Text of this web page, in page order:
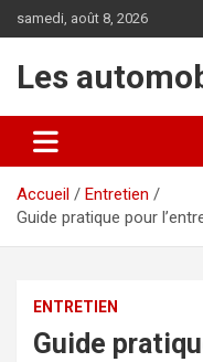
au
samedi, août 8, 2026
Les
Accueil
Entretien
Guide pratique pour
ENTRETIEN
Guide